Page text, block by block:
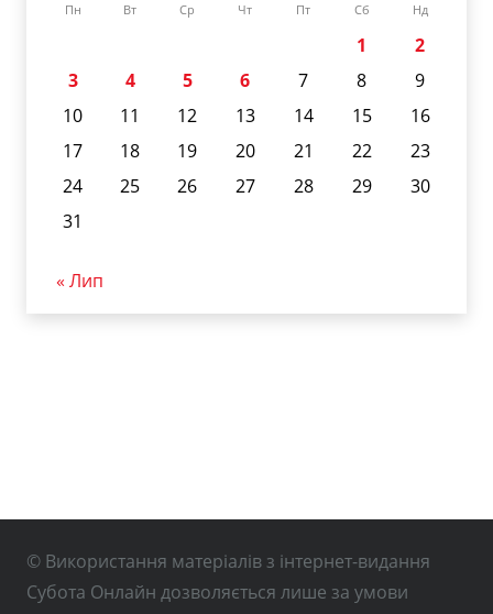
Пн Вт Ср Чт Пт Сб Нд
1
2
3
4 5 6 7 8
9
10
11 12 13 14 15
16
17
18 19 20 21 22
23
24
25 26 27 28 29
30
31
« Лип
© Використання матеріалів з інтернет-видання
Субота Онлайн дозволяється лише за умови